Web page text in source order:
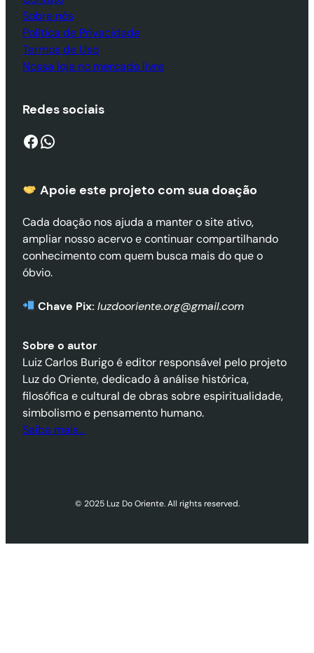
Sobre nós
Política de Privacidade
Termos de Uso
Nossa loja no mercado livre
Redes sociais
Facebook WhatsApp
Apoie este projeto com sua doação
Cada doação nos ajuda a manter o site ativo,
ampliar nosso acervo e continuar compartilhando
conhecimento com quem busca mais do que o
óbvio.
Chave Pix: luzdooriente.org@gmail.com
Sobre o autor
Luiz Carlos Burigo é editor responsável pelo projeto
Luz do Oriente, dedicado à análise histórica,
filosófica e cultural de obras sobre espiritualidade,
simbolismo e pensamento humano.
Saiba mais…
© 2025 Luz Do Oriente. All rights reserved.